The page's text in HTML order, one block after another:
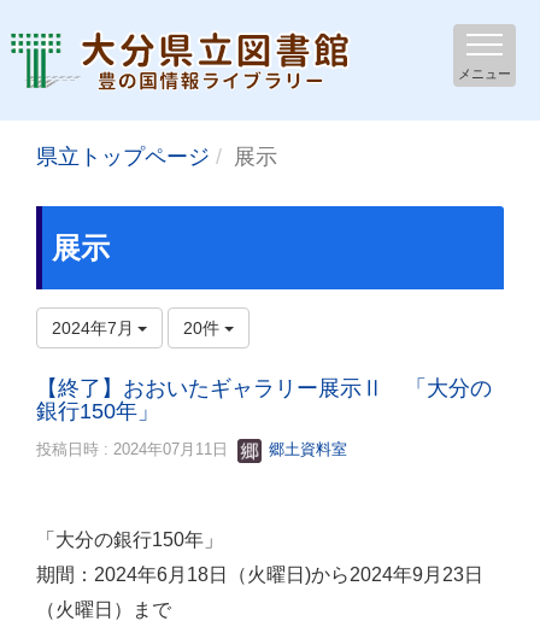
メニュー
県立トップページ 展示
展示
2024年7月 20件
【終了】おおいたギャラリー展示Ⅱ 「大分の
銀行150年」
投稿日時 : 2024年07月11日 郷土資料室
「大分の銀行150年」
期間：2024年6月18日（火曜日)から2024年9月23日
（火曜日）まで